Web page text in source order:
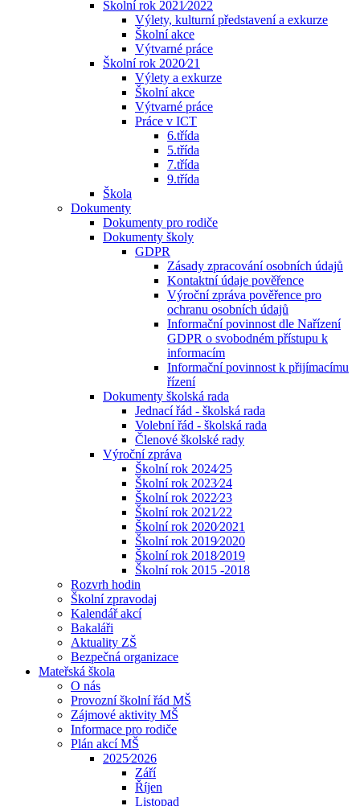
Školní rok 2021⁄2022
Výlety, kulturní představení a exkurze
Školní akce
Výtvarné práce
Školní rok 2020⁄21
Výlety a exkurze
Školní akce
Výtvarné práce
Práce v ICT
6.třída
5.třída
7.třída
9.třída
Škola
Dokumenty
Dokumenty pro rodiče
Dokumenty školy
GDPR
Zásady zpracování osobních údajů
Kontaktní údaje pověřence
Výroční zpráva pověřence pro
ochranu osobních údajů
Informační povinnost dle Nařízení
GDPR o svobodném přístupu k
informacím
Informační povinnost k přijímacímu
řízení
Dokumenty školská rada
Jednací řád - školská rada
Volební řád - školská rada
Členové školské rady
Výroční zpráva
Školní rok 2024⁄25
Školní rok 2023⁄24
Školní rok 2022⁄23
Školní rok 2021⁄22
Školní rok 2020⁄2021
Školní rok 2019⁄2020
Školní rok 2018⁄2019
Školní rok 2015 -2018
Rozvrh hodin
Školní zpravodaj
Kalendář akcí
Bakaláři
Aktuality ZŠ
Bezpečná organizace
Mateřská škola
O nás
Provozní školní řád MŠ
Zájmové aktivity MŠ
Informace pro rodiče
Plán akcí MŠ
2025⁄2026
Září
Říjen
Listopad